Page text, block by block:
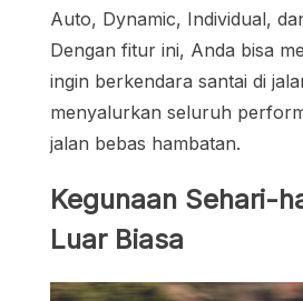
Auto, Dynamic, Individual,
Dengan fitur ini, Anda bisa
ingin berkendara santai di
menyalurkan seluruh
jalan bebas hambatan.
Kegunaan Sehari-
Luar Biasa